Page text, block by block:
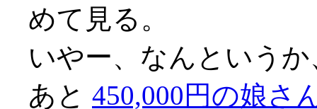
めて見る。
いやー、なんという
あと 450,000円の娘さ